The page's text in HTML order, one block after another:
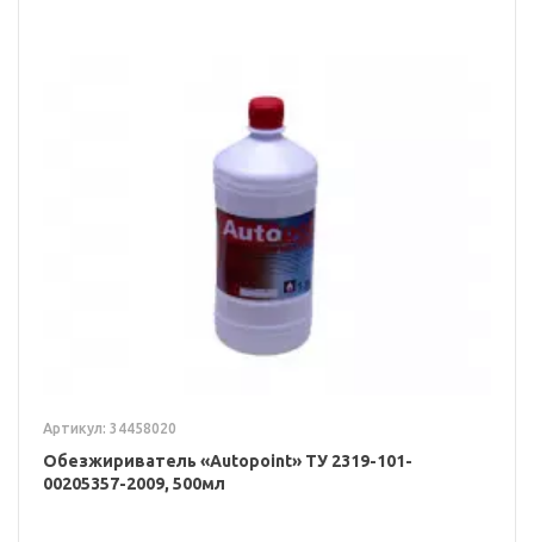
Артикул: 34458020
Обезжириватель «Autopoint» ТУ 2319-101-
00205357-2009, 500мл